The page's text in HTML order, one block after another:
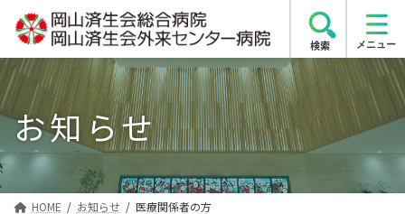
テ
ン
ツ
へ
キ
ッ
ゲ
ー
シ
ョ
に
移
お知らせ
HOME お知らせ 医療関係者の方
検索